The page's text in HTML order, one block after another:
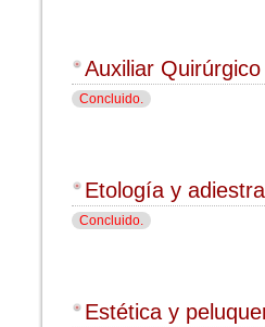
Auxiliar
Concluido.
Etología y
Concluido.
Estética y